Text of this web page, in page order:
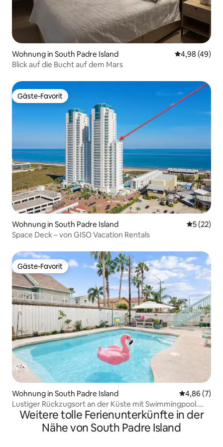
Wohnung in South Padre Island
4,98 (49)
Blick auf die Bucht auf dem Mars
Gäste-Favorit
Gäste-Favorit
Wohnung in South Padre Island
5 (22)
Space Deck – von GISO Vacation Rentals
Gäste-Favorit
Gäste-Favorit
Wohnung in South Padre Island
4,86 (7)
Lustiger Rückzugsort an der Küste mit Swimmingpool.
Haustier/Freunde
Weitere tolle Ferienunterkünfte in der
Nähe von South Padre Island